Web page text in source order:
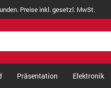
Preise inkl. gesetzl. MwSt.
Präsentation Elektronik